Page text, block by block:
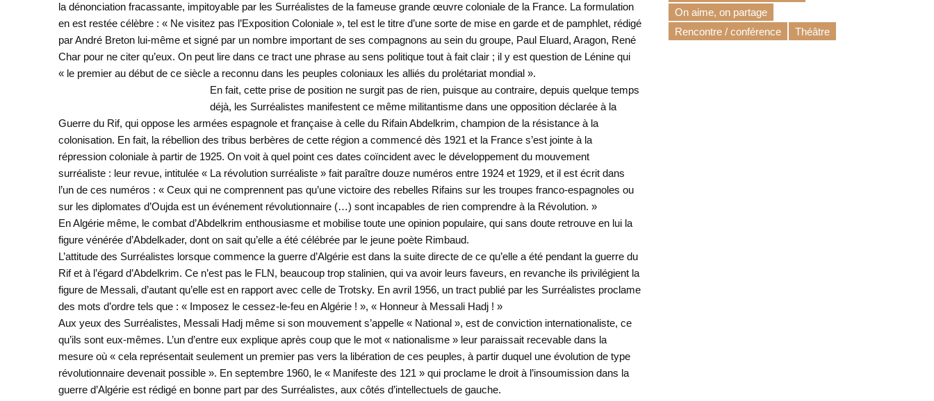
la dénonciation fracassante, impitoyable par les Surréalistes de la fameuse grande œuvre coloniale de la France. La formulation
en est restée célèbre : « Ne visitez pas l’Exposition Coloniale », tel est le titre d’une sorte de mise en garde et de pamphlet, rédigé
par André Breton lui-même et signé par un nombre important de ses compagnons au sein du groupe, Paul Eluard, Aragon, René
Char pour ne citer qu’eux. On peut lire dans ce tract une phrase au sens politique tout à fait clair ; il y est question de Lénine qui
« le premier au début de ce siècle a reconnu dans les peuples coloniaux les alliés du prolétariat mondial ».
En fait, cette prise de position ne surgit pas de rien, puisque au contraire, depuis quelque temps
déjà, les Surréalistes manifestent ce même militantisme dans une opposition déclarée à la
Guerre du Rif, qui oppose les armées espagnole et française à celle du Rifain Abdelkrim, champion de la résistance à la
colonisation. En fait, la rébellion des tribus berbères de cette région a commencé dès 1921 et la France s’est jointe à la
répression coloniale à partir de 1925. On voit à quel point ces dates coïncident avec le développement du mouvement
surréaliste : leur revue, intitulée « La révolution surréaliste » fait paraître douze numéros entre 1924 et 1929, et il est écrit dans
l’un de ces numéros : « Ceux qui ne comprennent pas qu’une victoire des rebelles Rifains sur les troupes franco-espagnoles ou
sur les diplomates d’Oujda est un événement révolutionnaire (…) sont incapables de rien comprendre à la Révolution. »
En Algérie même, le combat d’Abdelkrim enthousiasme et mobilise toute une opinion populaire, qui sans doute retrouve en lui la
figure vénérée d’Abdelkader, dont on sait qu’elle a été célébrée par le jeune poète Rimbaud.
L’attitude des Surréalistes lorsque commence la guerre d’Algérie est dans la suite directe de ce qu’elle a été pendant la guerre du
Rif et à l’égard d’Abdelkrim. Ce n’est pas le FLN, beaucoup trop stalinien, qui va avoir leurs faveurs, en revanche ils privilégient la
figure de Messali, d’autant qu’elle est en rapport avec celle de Trotsky. En avril 1956, un tract publié par les Surréalistes proclame
des mots d’ordre tels que : « Imposez le cessez-le-feu en Algérie ! », « Honneur à Messali Hadj ! »
Aux yeux des Surréalistes, Messali Hadj même si son mouvement s’appelle « National », est de conviction internationaliste, ce
qu’ils sont eux-mêmes. L’un d’entre eux explique après coup que le mot « nationalisme » leur paraissait recevable dans la
mesure où « cela représentait seulement un premier pas vers la libération de ces peuples, à partir duquel une évolution de type
révolutionnaire devenait possible ». En septembre 1960, le « Manifeste des 121 » qui proclame le droit à l’insoumission dans la
guerre d’Algérie est rédigé en bonne part par des Surréalistes, aux côtés d’intellectuels de gauche.
On aime, on partage
Rencontre / conférence
Théâtre